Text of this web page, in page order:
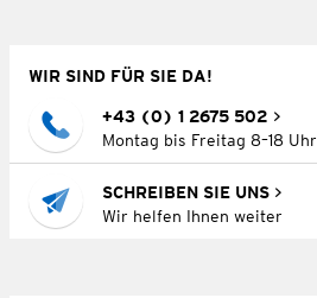
WIR SIND FÜR SIE DA!
+43 (0) 1 2675 502
Montag bis Freitag 8–18 Uhr
SCHREIBEN SIE UNS
Wir helfen Ihnen weiter